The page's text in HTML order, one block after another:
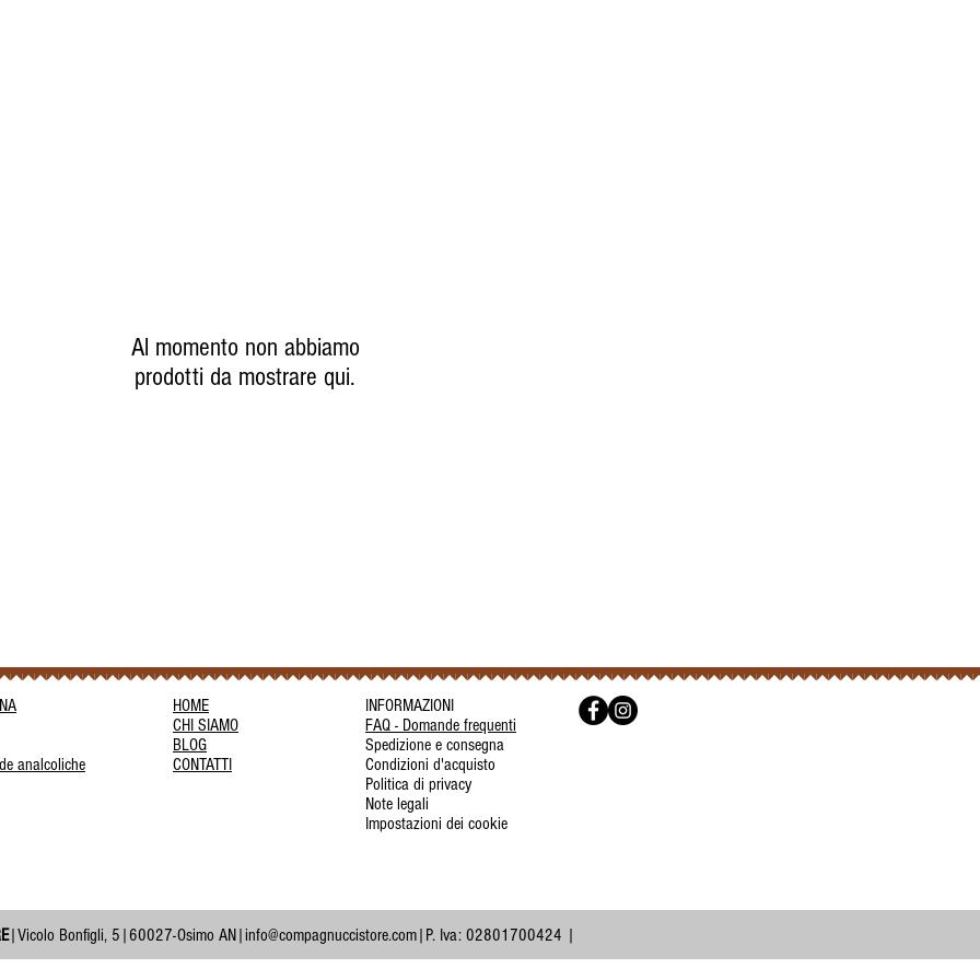
Al momento non abbiamo
prodotti da mostrare qui.
analcoliche
HOME
CHI SIAMO
BLOG
CONTATTI
INFORMAZIONI
FAQ - Domande frequenti
Spedizione e consegna
Condizioni d'acquisto
Politica di privacy
Note legali
Impostazioni dei cookie
|Vicolo Bonfigli, 5|60027-Osimo AN|info@compagnuccistore.com|P. Iva: 02801700424 |